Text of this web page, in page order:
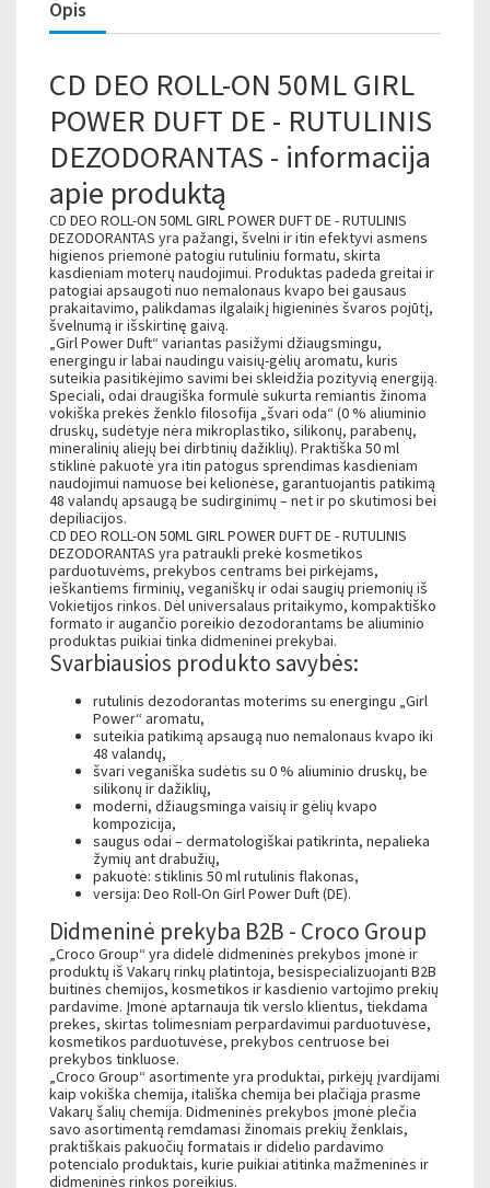
Opis
CD DEO ROLL-ON 50ML GIRL
POWER DUFT DE - RUTULINIS
DEZODORANTAS - informacija
apie produktą
CD DEO ROLL-ON 50ML GIRL POWER DUFT DE - RUTULINIS
DEZODORANTAS yra pažangi, švelni ir itin efektyvi asmens
higienos priemonė patogiu rutuliniu formatu, skirta
kasdieniam moterų naudojimui. Produktas padeda greitai ir
patogiai apsaugoti nuo nemalonaus kvapo bei gausaus
prakaitavimo, palikdamas ilgalaikį higieninės švaros pojūtį,
švelnumą ir išskirtinę gaivą.
„Girl Power Duft“ variantas pasižymi džiaugsmingu,
energingu ir labai naudingu vaisių-gėlių aromatu, kuris
suteikia pasitikėjimo savimi bei skleidžia pozityvią energiją.
Speciali, odai draugiška formulė sukurta remiantis žinoma
vokiška prekės ženklo filosofija „švari oda“ (0 % aliuminio
druskų, sudėtyje nėra mikroplastiko, silikonų, parabenų,
mineralinių aliejų bei dirbtinių dažiklių). Praktiška 50 ml
stiklinė pakuotė yra itin patogus sprendimas kasdieniam
naudojimui namuose bei kelionėse, garantuojantis patikimą
48 valandų apsaugą be sudirginimų – net ir po skutimosi bei
depiliacijos.
CD DEO ROLL-ON 50ML GIRL POWER DUFT DE - RUTULINIS
DEZODORANTAS yra patraukli prekė kosmetikos
parduotuvėms, prekybos centrams bei pirkėjams,
ieškantiems firminių, veganiškų ir odai saugių priemonių iš
Vokietijos rinkos. Dėl universalaus pritaikymo, kompaktiško
formato ir augančio poreikio dezodorantams be aliuminio
produktas puikiai tinka didmeninei prekybai.
Svarbiausios produkto savybės:
rutulinis dezodorantas moterims su energingu „Girl
Power“ aromatu,
suteikia patikimą apsaugą nuo nemalonaus kvapo iki
48 valandų,
švari veganiška sudėtis su 0 % aliuminio druskų, be
silikonų ir dažiklių,
moderni, džiaugsminga vaisių ir gėlių kvapo
kompozicija,
saugus odai – dermatologiškai patikrinta, nepalieka
žymių ant drabužių,
pakuotė: stiklinis 50 ml rutulinis flakonas,
versija: Deo Roll-On Girl Power Duft (DE).
Didmeninė prekyba B2B - Croco Group
„Croco Group“ yra didelė didmeninės prekybos įmonė ir
produktų iš Vakarų rinkų platintoja, besispecializuojanti B2B
buitinės chemijos, kosmetikos ir kasdienio vartojimo prekių
pardavime. Įmonė aptarnauja tik verslo klientus, tiekdama
prekes, skirtas tolimesniam perpardavimui parduotuvėse,
kosmetikos parduotuvėse, prekybos centruose bei
prekybos tinkluose.
„Croco Group“ asortimente yra produktai, pirkėjų įvardijami
kaip vokiška chemija, itališka chemija bei plačiąja prasme
Vakarų šalių chemija. Didmeninės prekybos įmonė plečia
savo asortimentą remdamasi žinomais prekių ženklais,
praktiškais pakuočių formatais ir didelio pardavimo
potencialo produktais, kurie puikiai atitinka mažmeninės ir
didmeninės rinkos poreikius.